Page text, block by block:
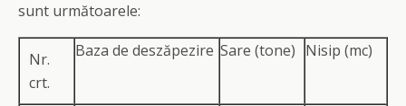
sunt următoarele:
Nr.
crt.
Baza de deszăpezire Sare (tone) Nisip (mc)